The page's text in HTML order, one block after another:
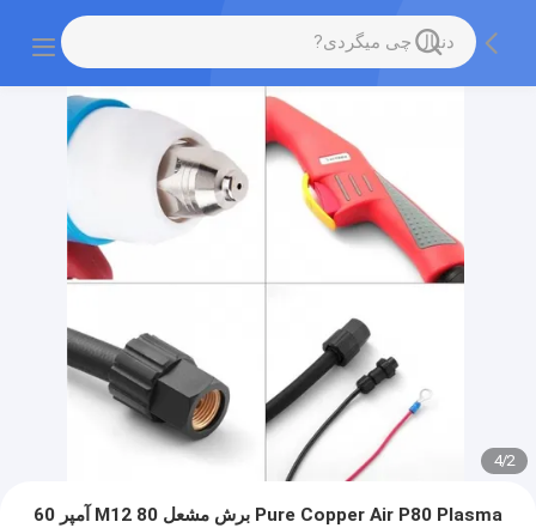
2
/
4
Pure Copper Air P80 Plasma برش مشعل M12 80 آمپر 60